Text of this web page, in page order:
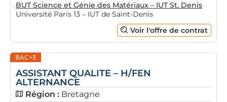
BUT Science et Génie des Matériaux – IUT St. Denis
Université Paris 13 – IUT de Saint-Denis
Voir l'offre de contrat
BAC+3
ASSISTANT QUALITE – H/FEN
ALTERNANCE
Région : Bretagne